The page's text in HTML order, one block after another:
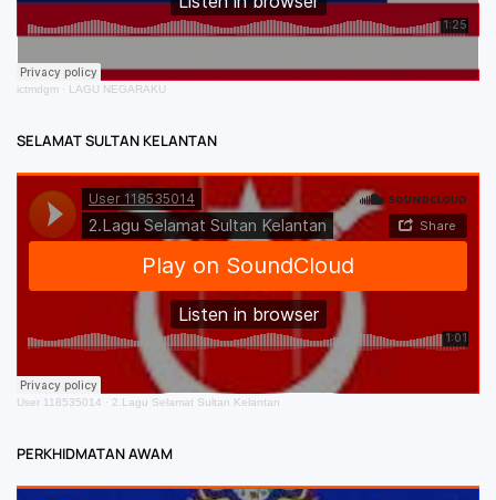
ictmdgm · LAGU NEGARAKU
SELAMAT SULTAN KELANTAN
User 118535014 · 2.Lagu Selamat Sultan Kelantan
PERKHIDMATAN AWAM